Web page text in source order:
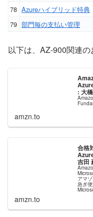
78 Azureハイブリッド特典
79 部門毎の支払い管理
以下は、AZ-900関連の
: 大
amzn.to
合格
吉田
アマ
急ぎ
amzn.to